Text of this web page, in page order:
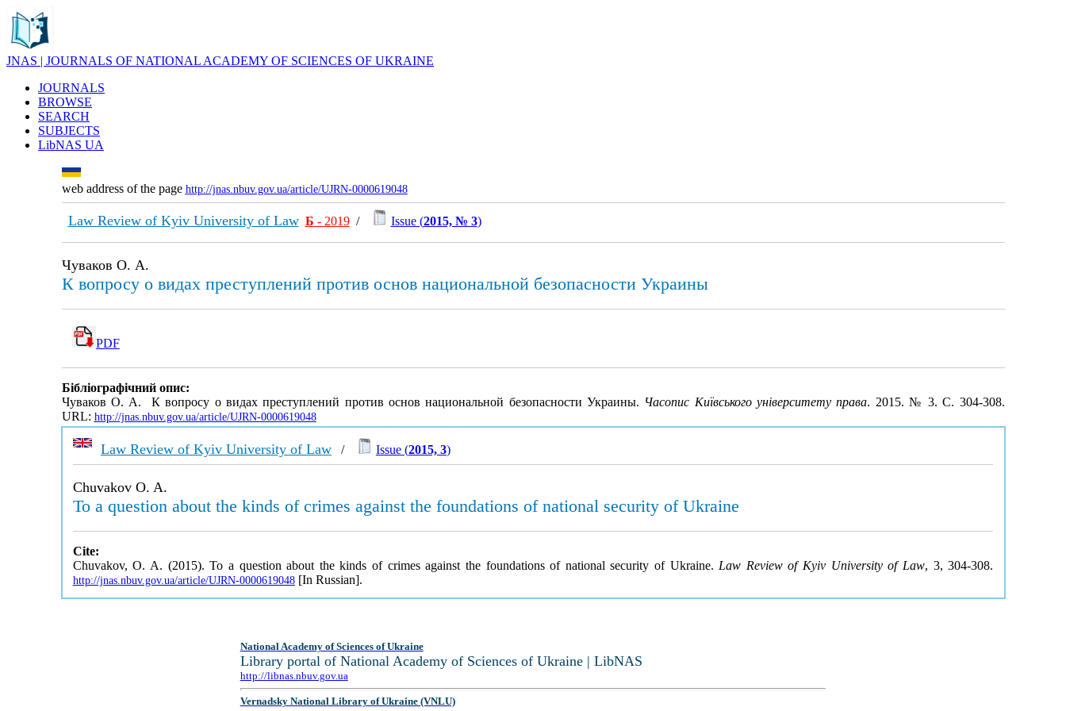
JNAS | JOURNALS OF NATIONAL ACADEMY OF SCIENCES OF UKRAINE
JOURNALS
BROWSE
SEARCH
SUBJECTS
LibNAS UA
web address of the page http://jnas.nbuv.gov.ua/article/UJRN-0000619048
Law Review of Kyiv University of Law Б - 2019/ Issue (2015, № 3)
Чуваков О. А.
К вопросу о видах преступлений против основ национальной безопасности Украины
PDF
Бібліографічний опис:
Чуваков О. А. К вопросу о видах преступлений против основ национальной безопасности Украины. Часопис Київського університету права. 2015. № 3. С. 304-308.
URL: http://jnas.nbuv.gov.ua/article/UJRN-0000619048
Law Review of Kyiv University of Law/ Issue (2015, 3)
Chuvakov O. A.
To a question about the kinds of crimes against the foundations of national security of Ukraine
Cite:
Chuvakov, O. A. (2015). To a question about the kinds of crimes against the foundations of national security of Ukraine. Law Review of Kyiv University of Law, 3, 304-308.
http://jnas.nbuv.gov.ua/article/UJRN-0000619048[In Russian].
National Academy of Sciences of Ukraine
Library portal of National Academy of Sciences of Ukraine | LibNAS
http://libnas.nbuv.gov.ua
Vernadsky National Library of Ukraine (VNLU)